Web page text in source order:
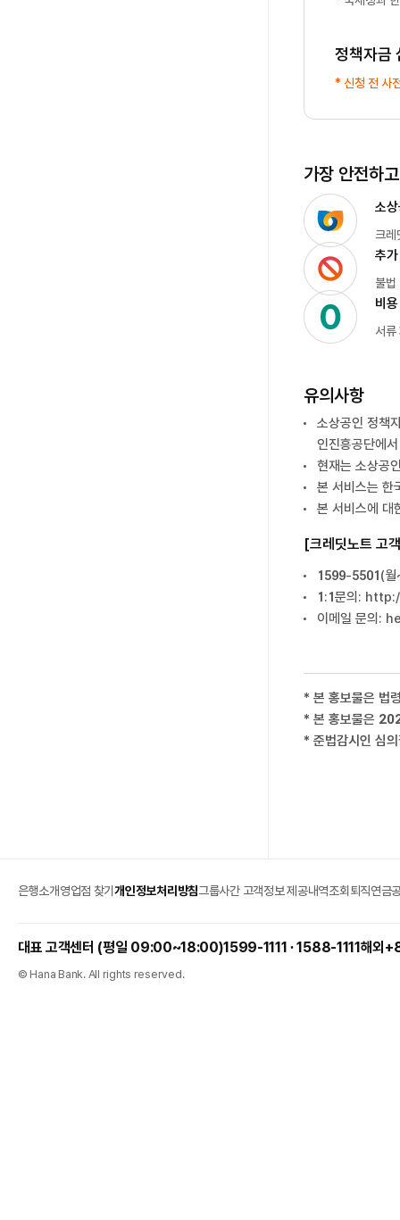
정책자금
* 신청 전 사
가장 안전하
소
크레
추
불법
비
서류
유의사항
소상공인 정책
인진흥공단에
현재는 소상공
본 서비스는 한
본 서비스에 대
[크레딧노트 고
1599-5501(
1:1문의:
이메일 문의:
* 본 홍보물은 법
* 본 홍보물은
* 준법감시인 심
은행소개영업점 찾기개인정보처리방침그룹사간 고객정보 제공내역조회 퇴직연금
1599-1111 ∙ 1588-1111해외
© Hana Bank. All rights reserved.